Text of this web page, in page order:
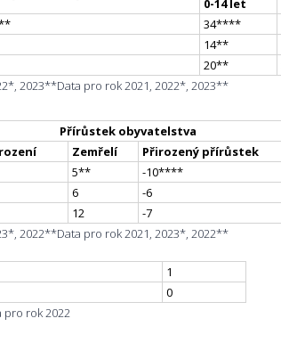
0-14 let
34****
14**
20**
2023**Data pro rok 2021, 2022*, 2023**
Přírůstek obyvatelstva
Zemřelí Přirozený přírůstek
5** -10****
6 -6
12 -7
2022**Data pro rok 2021, 2023*, 2022**
1
0
pro rok 2022